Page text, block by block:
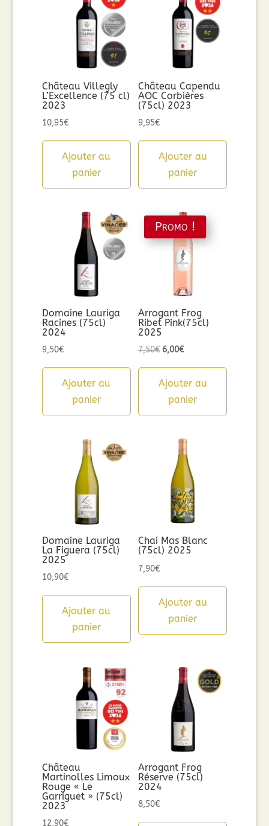
Château Villegly
L’Excellence (75 cl)
2023
10,95€
Ajouter au
panier
Château Capendu
AOC Corbières
(75cl) 2023
9,95€
Ajouter au
panier
Domaine Lauriga
Racines (75cl)
2024
9,50€
Ajouter au
panier
Promo !
Arrogant Frog
Ribet Pink(75cl)
2025
7,50€ Le
initial
était :
6,00€Le
actuel
est :
Ajouter au
panier
Domaine Lauriga
La Figuera (75cl)
2025
10,90€
Ajouter au
panier
Chai Mas Blanc
(75cl) 2025
7,90€
Ajouter au
panier
Château
Martinolles Limoux
Rouge « Le
Garriguet » (75cl)
2023
12,90€
Arrogant Frog
Réserve (75cl)
2024
8,50€